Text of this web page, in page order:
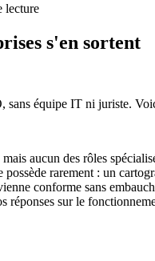
lecture
s'en sortent
équipe IT ni juriste.
aucun des rôles
rarement : un
conforme sans
réponses sur le